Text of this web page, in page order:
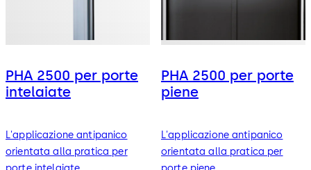
PHA 2500 per porte
intelaiate
L'applicazione antipanico
orientata alla pratica per
PHA 2500 per porte
piene
L'applicazione antipanico
orientata alla pratica per